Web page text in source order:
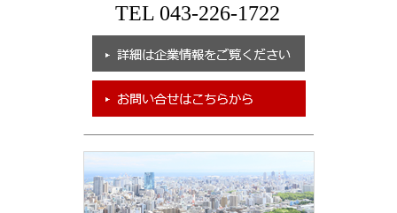
TEL 043-226-1722